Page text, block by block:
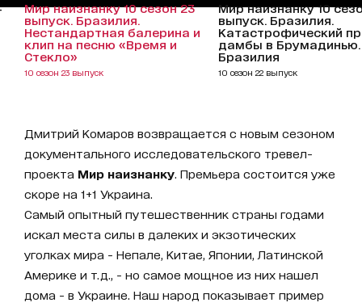
Мир наизнанку 10 сезон 23
выпуск. Бразилия.
Нестандартная балерина и
клип на песню «Время и
Стекло»
10 сезон 23 выпуск
Мир наизнанку 10
выпуск. Бразилия.
Катастрофический
дамбы в Брумадинью.
Бразилия
10 сезон 22 выпуск
Дмитрий Комаров возвращается с новым сезоном
документального исследовательского тревел-
проекта Мир наизнанку . Премьера состоится уже
скоре на 1+1 Украина.
Самый опытный путешественник страны годами
искал места силы в далеких и экзотических
уголках мира - Непале, Китае, Японии, Латинской
Америке и т.д., - но самое мощное из них нашел
дома - в Украине. Наш народ показывает пример